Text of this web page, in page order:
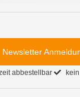
Newsletter
abbestellbar